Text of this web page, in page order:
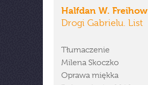
Halfdan W. Freihow
Drogi Gabrielu. List
Tłumaczenie
Milena Skoczko
Oprawa miękka